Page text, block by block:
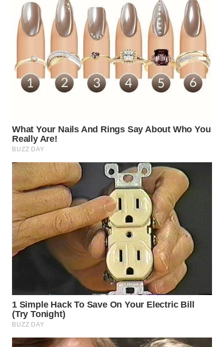
WN
MANDALIKA
LIKUPANG
WN
LABUANBAJO
BORNEO
Wahana
Media
Group
WAHANA
NEWS
WAHANA
TANI
WAHANA
INFRASTRUKTUR
WAHANA